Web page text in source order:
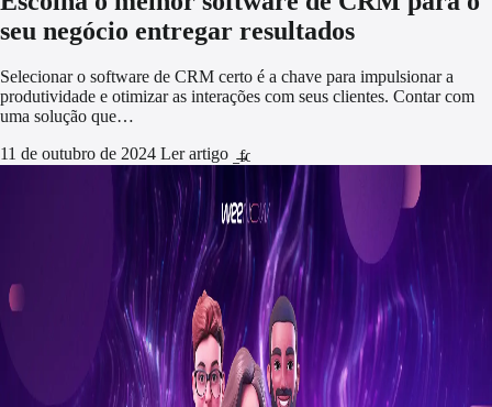
seu negócio entregar resultados
Selecionar o software de CRM certo é a chave para impulsionar a
produtividade e otimizar as interações com seus clientes. Contar com
uma solução que…
11 de outubro de 2024 Ler artigo
arrow_forward